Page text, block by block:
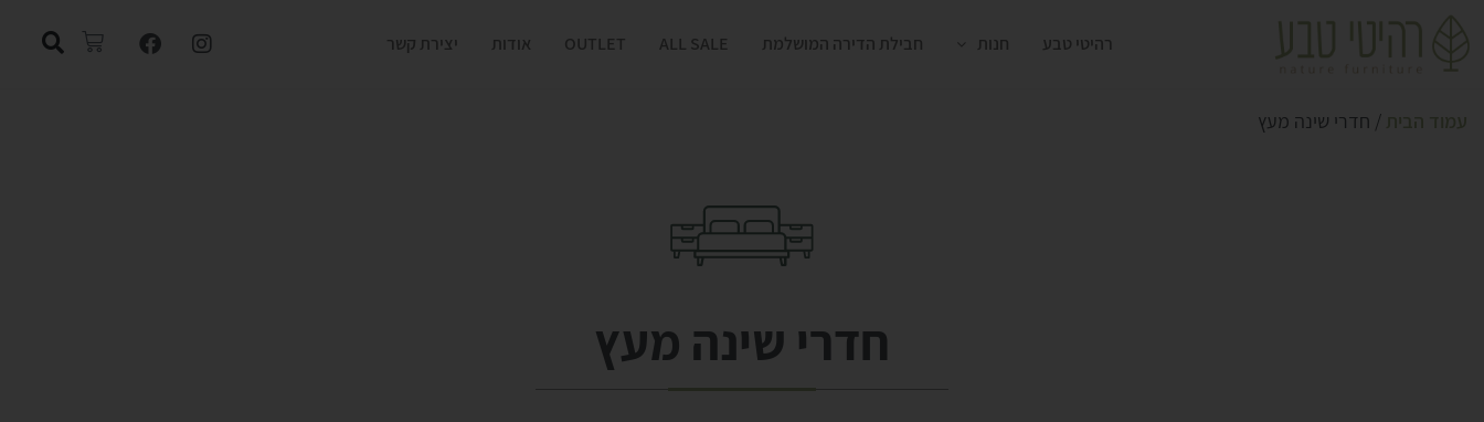
רהיטי טבע חנות חבילת הדירה המושלמת ALL SALE
OUTLET אודות יצירת קשר
עמוד הבית / חדרי שינה מעץ
חדרי שינה מעץ